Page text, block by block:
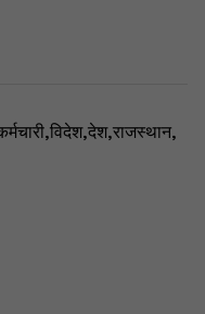
,विदेश,देश,राजस्थान,